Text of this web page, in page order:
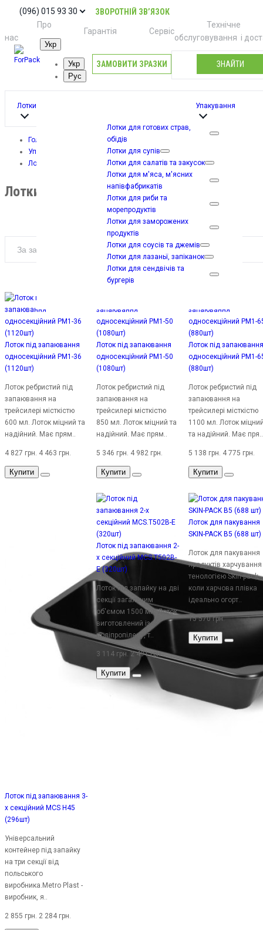
(096) 015 93 30
ЗВОРОТНІЙ ЗВ’ЯЗОК
Про
нас
Гарантія Сервіс
Технічне
обслуговування і
Укр
Укр
Рус
ЗАМОВИТИ ЗРАЗКИ ЗНАЙТИ
Лотки
Лотки для готових страв,
обідів
Лотки для супів
Лотки для салатів та закусок
Лотки для м'яса, м'ясних
напівфабрикатів
Лотки для риби та
морепродуктів
Лотки для заморожених
продуктів
Лотки для соусів та джемів
Лотки для лазаньї, запіканок
Лотки для сендвічів та
бургерів
Упакування
Головна
Упакування
Лотки з поліпропілену (PP)
Лотки з поліпропілену (PP)
Лоток під запаювання
односекційний PM1-36
(1120шт)
Лоток ребристий під
запаювання на
трейсилері місткістю
600 мл. Лоток міцний та
надійний. Має прям..
4 827 грн. 4 463 грн.
Купити
Лоток під запаювання
односекційний PM1-50
(1080шт)
Лоток ребристий під
запаювання на
трейсилері місткістю
850 мл. Лоток міцний та
надійний. Має прям..
5 346 грн. 4 982 грн.
Купити
Лоток під запаювання
односекційний PM1-
(880шт)
Лоток ребристий під
запаювання на
трейсилері місткістю
1100 мл. Лоток
та надійний. Має пря..
5 138 грн. 4 775 грн.
Купити
Лоток під запаювання 3-
х секційний MCS H45
(296шт)
Універсальний
контейнер під запайку
на три секції від
польського
виробника.Metro Plast -
виробник, я..
2 855 грн. 2 284 грн.
Лоток під запаювання 2-
х секційний MCS.T502B-
E (320шт)
Лоток під запайку на дві
секції загальним
об'ємом 1500 мл. Лоток
виготовлений із
поліпропілену, т..
3 114 грн. 2 491 грн.
Купити
Лоток для пакування
SKIN-PACK B5 (688 шт)
Лоток для пакування
продуктів харчування
тенологією Skin-pack,
коли харчова плівка
ідеально огорт..
15 570 грн.
Купити